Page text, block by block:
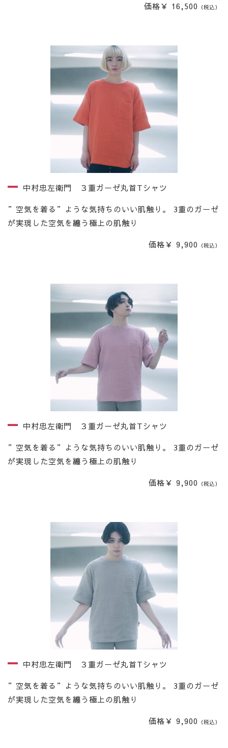
価格￥ 16,500 （税込）
中村忠左衛門 ３重ガーゼ丸首Tシャツ
”空気を着る”ような気持ちのいい肌触り。 3重のガーゼ
が実現した空気を纏う極上の肌触り
価格￥ 9,900 （税込）
中村忠左衛門 ３重ガーゼ丸首Tシャツ
”空気を着る”ような気持ちのいい肌触り。 3重のガーゼ
が実現した空気を纏う極上の肌触り
価格￥ 9,900 （税込）
中村忠左衛門 ３重ガーゼ丸首Tシャツ
”空気を着る”ような気持ちのいい肌触り。 3重のガーゼ
が実現した空気を纏う極上の肌触り
価格￥ 9,900 （税込）